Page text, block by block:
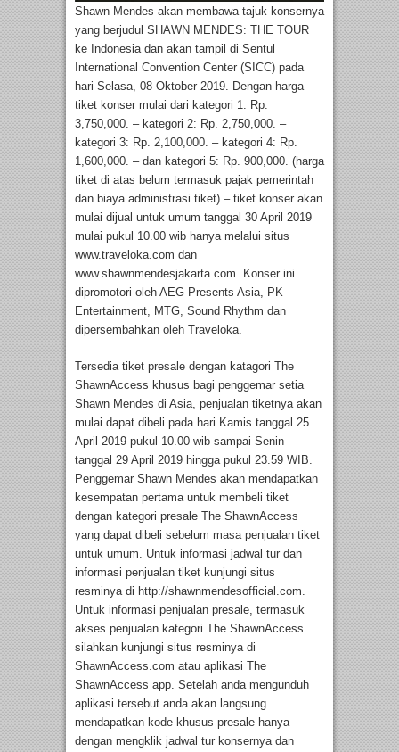
Shawn Mendes akan membawa tajuk konsernya
yang berjudul SHAWN MENDES: THE TOUR
ke Indonesia dan akan tampil di Sentul
International Convention Center (SICC) pada
hari Selasa, 08 Oktober 2019. Dengan harga
tiket konser mulai dari kategori 1: Rp.
3,750,000. – kategori 2: Rp. 2,750,000. –
kategori 3: Rp. 2,100,000. – kategori 4: Rp.
1,600,000. – dan kategori 5: Rp. 900,000. (harga
tiket di atas belum termasuk pajak pemerintah
dan biaya administrasi tiket) – tiket konser akan
mulai dijual untuk umum tanggal 30 April 2019
mulai pukul 10.00 wib hanya melalui situs
www.traveloka.com dan
www.shawnmendesjakarta.com. Konser ini
dipromotori oleh AEG Presents Asia, PK
Entertainment, MTG, Sound Rhythm dan
dipersembahkan oleh Traveloka.
Tersedia tiket presale dengan katagori The
ShawnAccess khusus bagi penggemar setia
Shawn Mendes di Asia, penjualan tiketnya akan
mulai dapat dibeli pada hari Kamis tanggal 25
April 2019 pukul 10.00 wib sampai Senin
tanggal 29 April 2019 hingga pukul 23.59 WIB.
Penggemar Shawn Mendes akan mendapatkan
kesempatan pertama untuk membeli tiket
dengan kategori presale The ShawnAccess
yang dapat dibeli sebelum masa penjualan tiket
untuk umum. Untuk informasi jadwal tur dan
informasi penjualan tiket kunjungi situs
resminya di http://shawnmendesofficial.com.
Untuk informasi penjualan presale, termasuk
akses penjualan kategori The ShawnAccess
silahkan kunjungi situs resminya di
ShawnAccess.com atau aplikasi The
ShawnAccess app. Setelah anda mengunduh
aplikasi tersebut anda akan langsung
mendapatkan kode khusus presale hanya
dengan mengklik jadwal tur konsernya dan